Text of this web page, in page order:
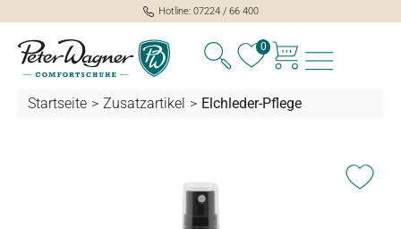
springen
Hotline: 07224 / 66 400
0
Startseite > Zusatzartikel > Elchleder-Pflege